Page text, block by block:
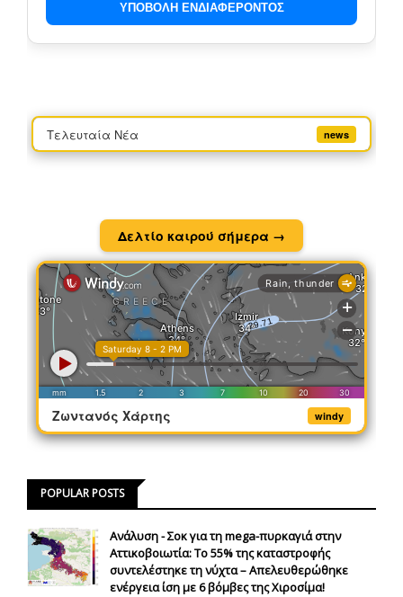
ΥΠΟΒΟΛΗ ΕΝΔΙΑΦΕΡΟΝΤΟΣ
Τελευταία Νέα news
Δελτίο καιρού σήμερα →
Ζωντανός Χάρτης windy
POPULAR POSTS
Ανάλυση - Σοκ για τη mega-πυρκαγιά στην
Αττικοβοιωτία: Το 55% της καταστροφής
συντελέστηκε τη νύχτα – Απελευθερώθηκε
ενέργεια ίση με 6 βόμβες της Χιροσίμα!